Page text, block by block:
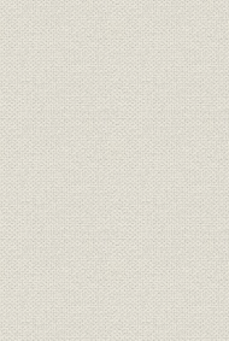
価格;経営
価格;経営
組織